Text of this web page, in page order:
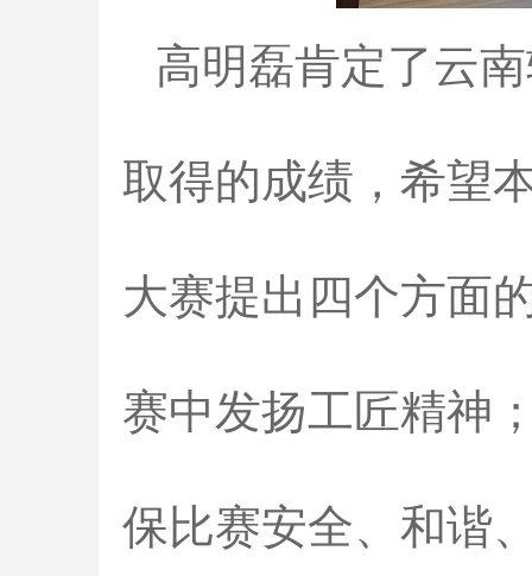
高明磊肯定了云
取得的成绩，希望
大赛提出四个方面
赛中发扬工匠精神
保比赛安全、和谐